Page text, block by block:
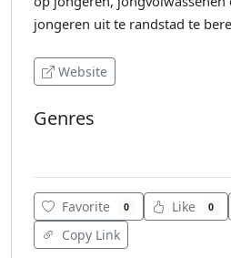
jongeren uit te randstad te
Website
Genres
Favorite 0 Like 0
Copy Link